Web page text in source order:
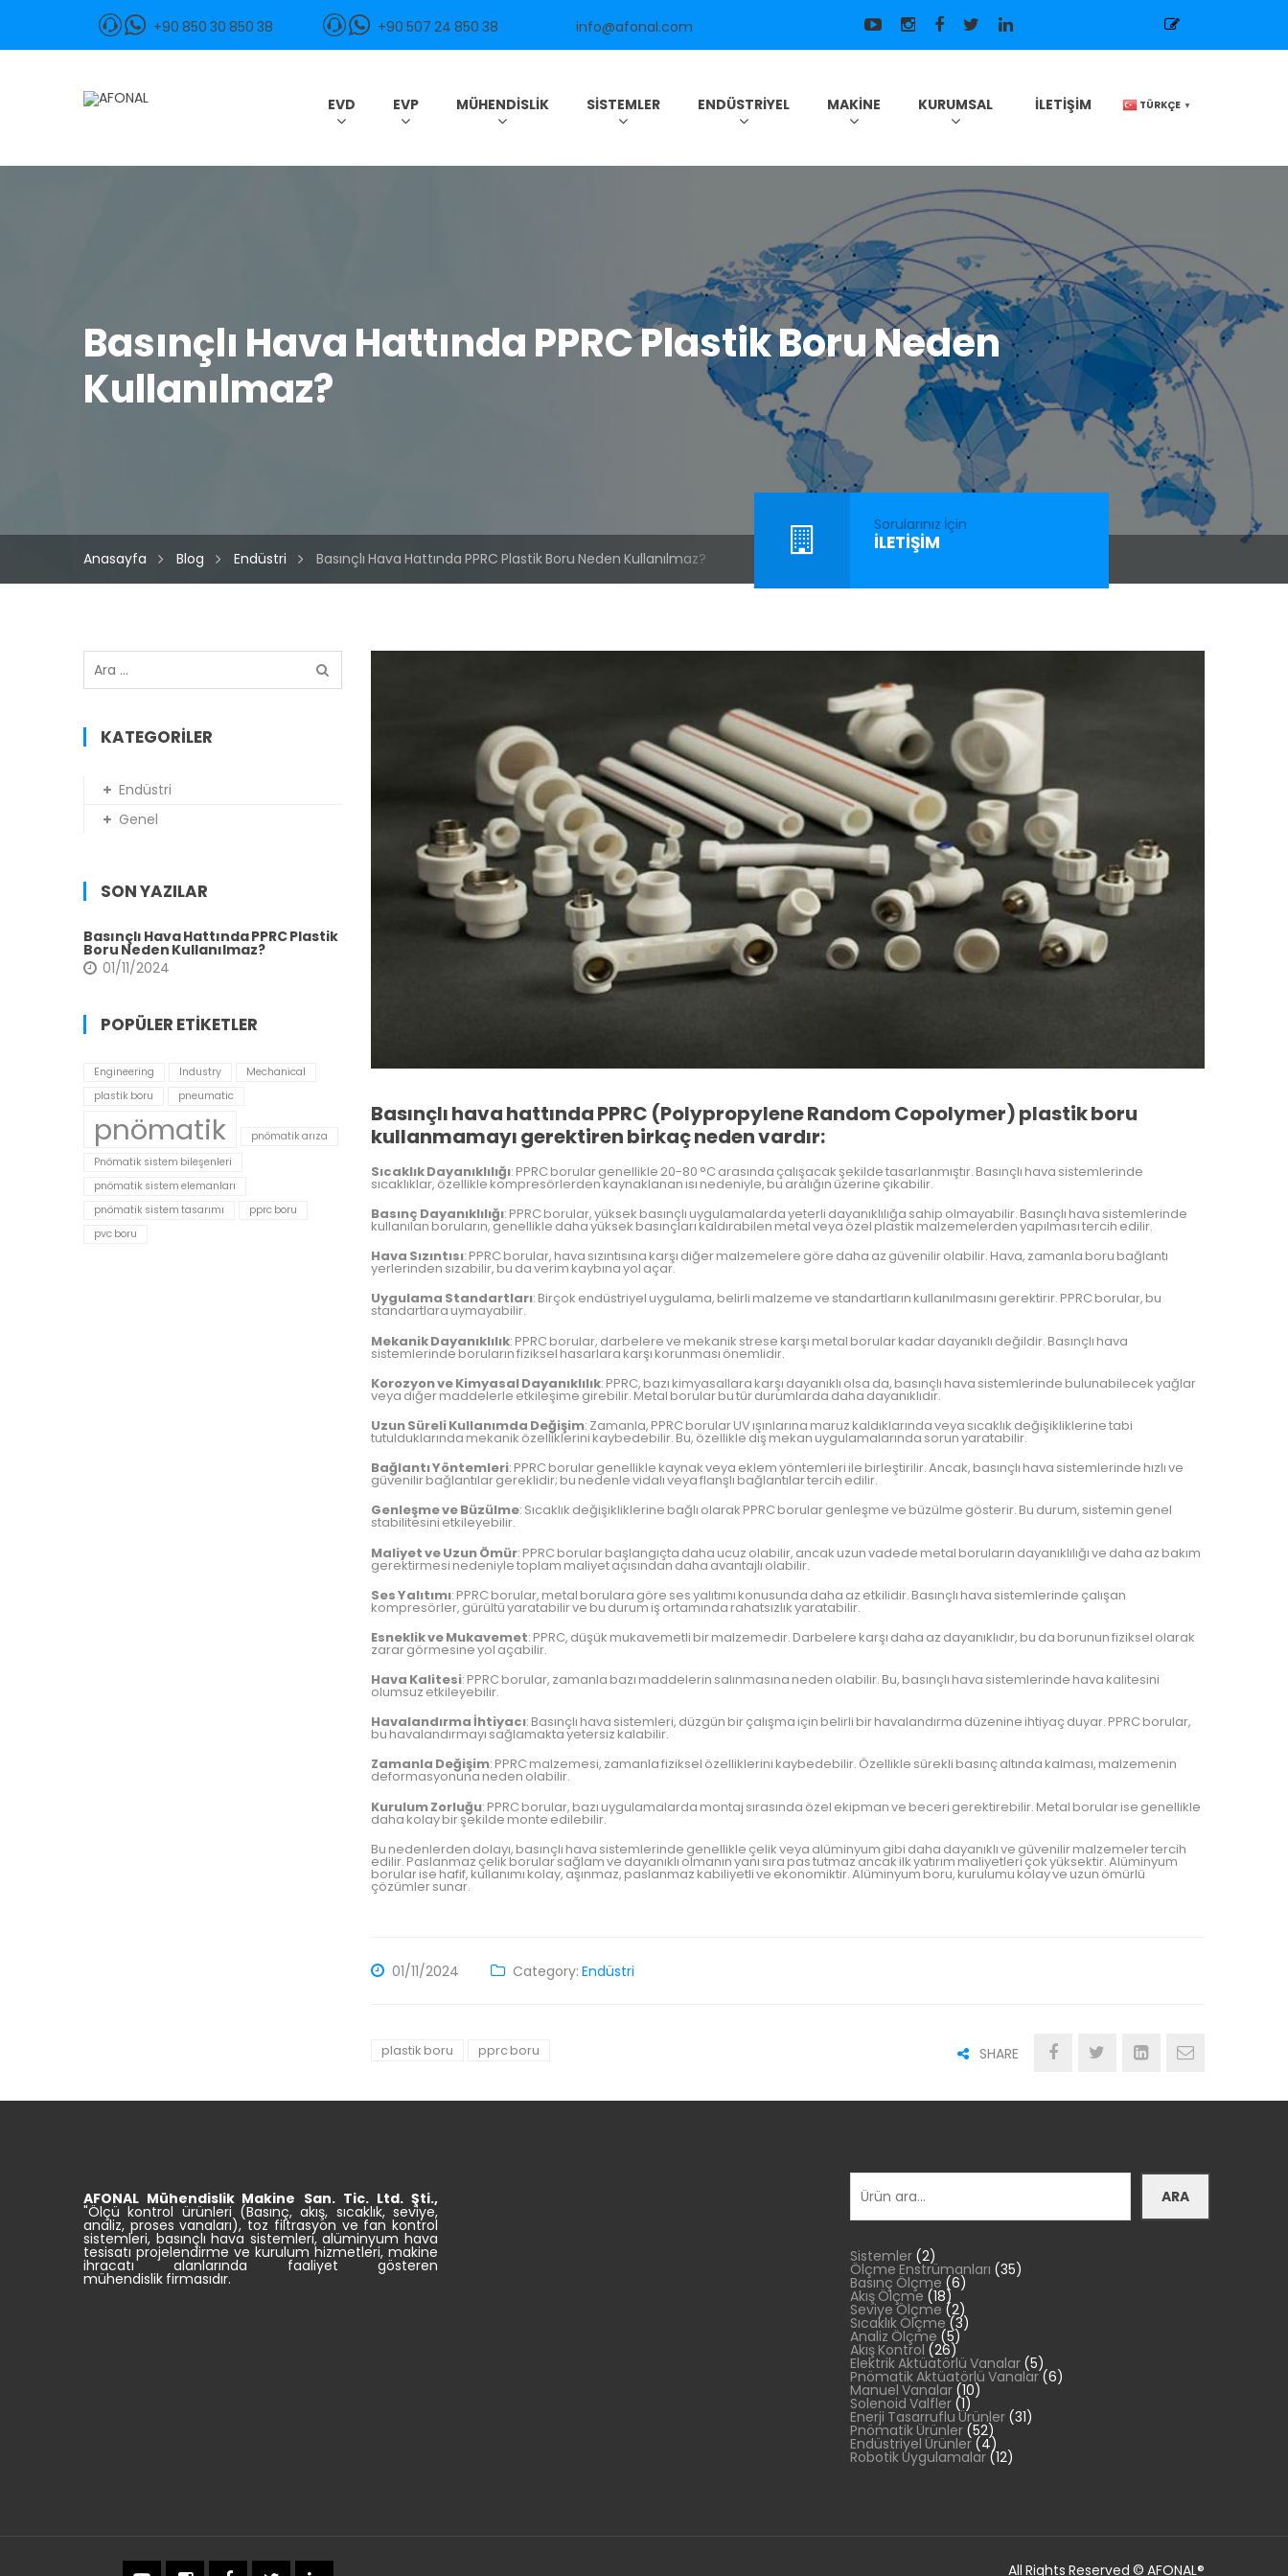
Sistemler
+90 850 30 850 38 +90 507 24 850 38 info@afonal.com
EVD EVP MÜHENDISLIK SISTEMLER ENDÜSTRIYEL MAKINE KURUMSAL İLETIŞIM TÜRKÇE ▼
Basınçlı Hava Hattında PPRC Plastik Boru Neden
Kullanılmaz?
Anasayfa Blog Endüstri Basınçlı Hava Hattında PPRC Plastik Boru Neden Kullanılmaz?
Sorularınız İçin
İLETIŞIM
Hattında
Boru
Neden
Kullanılmaz?
Basınçlı hava hattında PPRC (Polypropylene Random Copolymer) plastik boru
kullanmamayı gerektiren birkaç neden vardır:
Sıcaklık Dayanıklılığı: PPRC borular genellikle 20-80 °C arasında çalışacak şekilde tasarlanmıştır. Basınçlı hava sistemlerinde
sıcaklıklar, özellikle kompresörlerden kaynaklanan ısı nedeniyle, bu aralığın üzerine çıkabilir.
Basınç Dayanıklılığı: PPRC borular, yüksek basınçlı uygulamalarda yeterli dayanıklılığa sahip olmayabilir. Basınçlı hava sistemlerinde
kullanılan boruların, genellikle daha yüksek basınçları kaldırabilen metal veya özel plastik malzemelerden yapılması tercih edilir.
Hava Sızıntısı: PPRC borular, hava sızıntısına karşı diğer malzemelere göre daha az güvenilir olabilir. Hava, zamanla boru bağlantı
yerlerinden sızabilir, bu da verim kaybına yol açar.
Uygulama Standartları: Birçok endüstriyel uygulama, belirli malzeme ve standartların kullanılmasını gerektirir. PPRC borular, bu
standartlara uymayabilir.
Mekanik Dayanıklılık: PPRC borular, darbelere ve mekanik strese karşı metal borular kadar dayanıklı değildir. Basınçlı hava
sistemlerinde boruların fiziksel hasarlara karşı korunması önemlidir.
Korozyon ve Kimyasal Dayanıklılık: PPRC, bazı kimyasallara karşı dayanıklı olsa da, basınçlı hava sistemlerinde bulunabilecek yağlar
veya diğer maddelerle etkileşime girebilir. Metal borular bu tür durumlarda daha dayanıklıdır.
Uzun Süreli Kullanımda Değişim: Zamanla, PPRC borular UV ışınlarına maruz kaldıklarında veya sıcaklık değişikliklerine tabi
tutulduklarında mekanik özelliklerini kaybedebilir. Bu, özellikle dış mekan uygulamalarında sorun yaratabilir.
Bağlantı Yöntemleri: PPRC borular genellikle kaynak veya eklem yöntemleri ile birleştirilir. Ancak, basınçlı hava sistemlerinde hızlı ve
güvenilir bağlantılar gereklidir; bu nedenle vidalı veya flanşlı bağlantılar tercih edilir.
Genleşme ve Büzülme: Sıcaklık değişikliklerine bağlı olarak PPRC borular genleşme ve büzülme gösterir. Bu durum, sistemin genel
stabilitesini etkileyebilir.
Maliyet ve Uzun Ömür: PPRC borular başlangıçta daha ucuz olabilir, ancak uzun vadede metal boruların dayanıklılığı ve daha az bakım
gerektirmesi nedeniyle toplam maliyet açısından daha avantajlı olabilir.
Ses Yalıtımı: PPRC borular, metal borulara göre ses yalıtımı konusunda daha az etkilidir. Basınçlı hava sistemlerinde çalışan
kompresörler, gürültü yaratabilir ve bu durum iş ortamında rahatsızlık yaratabilir.
Esneklik ve Mukavemet: PPRC, düşük mukavemetli bir malzemedir. Darbelere karşı daha az dayanıklıdır, bu da borunun fiziksel olarak
zarar görmesine yol açabilir.
Hava Kalitesi: PPRC borular, zamanla bazı maddelerin salınmasına neden olabilir. Bu, basınçlı hava sistemlerinde hava kalitesini
olumsuz etkileyebilir.
Havalandırma İhtiyacı: Basınçlı hava sistemleri, düzgün bir çalışma için belirli bir havalandırma düzenine ihtiyaç duyar. PPRC borular,
bu havalandırmayı sağlamakta yetersiz kalabilir.
Zamanla Değişim: PPRC malzemesi, zamanla fiziksel özelliklerini kaybedebilir. Özellikle sürekli basınç altında kalması, malzemenin
deformasyonuna neden olabilir.
Kurulum Zorluğu: PPRC borular, bazı uygulamalarda montaj sırasında özel ekipman ve beceri gerektirebilir. Metal borular ise genellikle
daha kolay bir şekilde monte edilebilir.
Bu nedenlerden dolayı, basınçlı hava sistemlerinde genellikle çelik veya alüminyum gibi daha dayanıklı ve güvenilir malzemeler tercih
edilir. Paslanmaz çelik borular sağlam ve dayanıklı olmanın yanı sıra pas tutmaz ancak ilk yatırım maliyetleri çok yüksektir. Alüminyum
borular ise hafif, kullanımı kolay, aşınmaz, paslanmaz kabiliyetli ve ekonomiktir. Alüminyum boru, kurulumu kolay ve uzun ömürlü
çözümler sunar.
01/11/2024 Category: Endüstri
plastik boru pprc boru SHARE
Arama:
KATEGORILER
Endüstri
Genel
SON YAZILAR
Basınçlı Hava Hattında PPRC Plastik
Boru Neden Kullanılmaz?
01/11/2024
POPÜLER ETIKETLER
Engineering Industry
Mechanical
plastik boru
pneumatic
pnömatik
pnömatik arıza
Pnömatik sistem bileşenleri
pnömatik sistem elemanları
pnömatik sistem tasarımı
pprc boru
pvc boru
AFONAL Mühendislik Makine San. Tic. Ltd. Şti.,
"Ölçü kontrol ürünleri (Basınç, akış, sıcaklık, seviye,
analiz, proses vanaları), toz filtrasyon ve fan kontrol
sistemleri, basınçlı hava sistemleri, alüminyum hava
tesisatı projelendirme ve kurulum hizmetleri, makine
ihracatı alanlarında faaliyet gösteren
mühendislik firmasıdır.
Ara
ARA
Sistemler 22
ürün
Ölçme Enstrümanları 3535
ürün
Basınç Ölçme 66
ürün
Akış Ölçme 1818
ürün
Seviye Ölçme 22
ürün
Sıcaklık Ölçme 33
ürün
Analiz Ölçme 55
ürün
Akış Kontrol 2626
ürün
Elektrik Aktüatörlü Vanalar 55
ürün
Pnömatik Aktüatörlü Vanalar 66
ürün
Manuel Vanalar 1010
ürün
Solenoid Valfler 11
ürün
Enerji Tasarruflu Ürünler 3131
ürün
Pnömatik Ürünler 5252
ürün
Endüstriyel Ürünler 44
ürün
Robotik Uygulamalar 1212
ürün
All Rights Reserved © AFONAL®